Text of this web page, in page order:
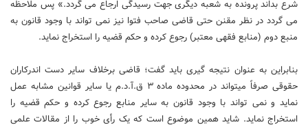
شرع بداند پرونده به شعبه دیگری جهت رسیدگی ارجاع می گردد.» پس ملاحظه
می‏ گردد در نظر مقنن حتی قاضی صاحب فتوا نیز نمی‏ تواند با وجود قانون به
منبع دوم (منابع فقهی معتبر) رجوع کرده و حکم قضیه را استخراج نماید.
بنابراین به عنوان نتیجه گیری باید گفت؛ قاضی برخلاف سایر دست‏ اندرکاران
حقوقی صرفاً می‏تواند در محدوده ماده ۳ ق.آ.د.م یا سایر قوانین مشابه عمل
نماید و نمی‏ تواند با وجود قانون به سایر منابع رجوع کرده و حکم قضیه را
استخراج نماید. شاید همین موضوع است که یک رأی خوب را از مقالات علمی